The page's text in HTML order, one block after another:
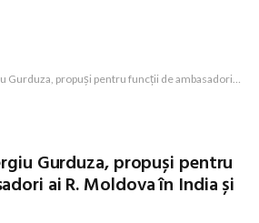
propuși pentru funcții de ambasadori ai R. Moldova în India și Portugalia
Gurduza, propuși pentru
ai R. Moldova în India și